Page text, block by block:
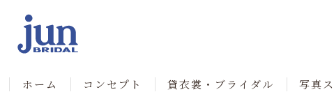
ホーム コンセプト 貸衣裳・ブライダル 写真